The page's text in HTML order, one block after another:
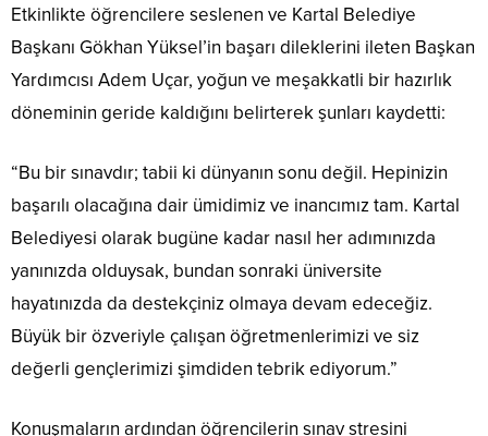
Etkinlikte öğrencilere seslenen ve Kartal Belediye
Başkanı Gökhan Yüksel’in başarı dileklerini ileten Başkan
Yardımcısı Adem Uçar, yoğun ve meşakkatli bir hazırlık
döneminin geride kaldığını belirterek şunları kaydetti:
“Bu bir sınavdır; tabii ki dünyanın sonu değil. Hepinizin
başarılı olacağına dair ümidimiz ve inancımız tam. Kartal
Belediyesi olarak bugüne kadar nasıl her adımınızda
yanınızda olduysak, bundan sonraki üniversite
hayatınızda da destekçiniz olmaya devam edeceğiz.
Büyük bir özveriyle çalışan öğretmenlerimizi ve siz
değerli gençlerimizi şimdiden tebrik ediyorum.”
Konuşmaların ardından öğrencilerin sınav stresini